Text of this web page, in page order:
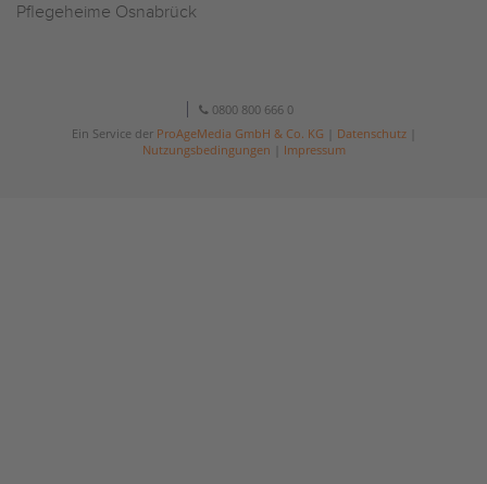
Pflegeheime Osnabrück
0800 800 666 0
Ein Service der ProAgeMedia GmbH & Co. KG Datenschutz|
Nutzungsbedingungen
Impressum